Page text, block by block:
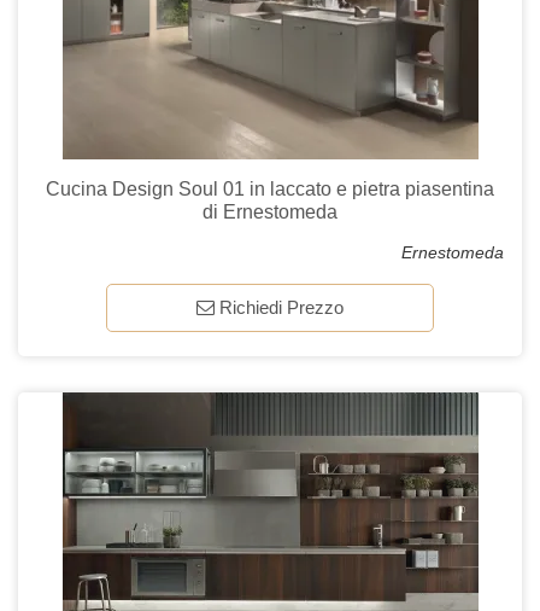
Cucina Design Soul 01 in laccato e pietra piasentina
di Ernestomeda
Ernestomeda
Richiedi Prezzo